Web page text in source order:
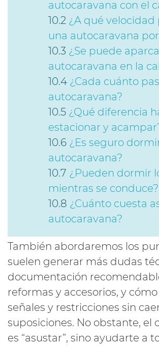
autocaravana con el
¿A qué velocidad
una autocaravana
¿Se puede
autocaravana en la
¿Cada cuánto
autocaravana?
¿Qué diferencia
estacionar y
¿Es seguro
autocaravana?
¿Pueden dormir
mientras se conduce?
¿Cuánto cuesta
autocaravana?
También abordaremos los
suelen generar más dudas
documentación
reformas y accesorios, y
señales y restricciones sin
suposiciones. No obstante, el
es “asustar”, sino ayudarte a